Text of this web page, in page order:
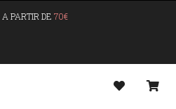
A PARTIR DE 70€